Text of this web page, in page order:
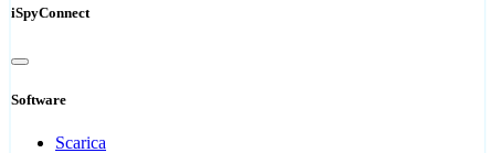
iSpyConnect
Software
Scarica